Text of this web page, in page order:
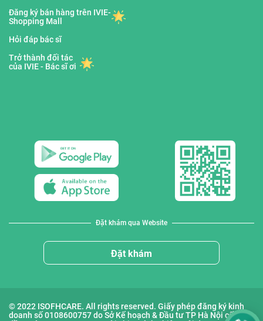
Đăng ký bán hàng trên IVIE-
Shopping Mall
Hỏi đáp bác sĩ
Trở thành đối tác
của IVIE - Bác sĩ ơi
Đặt khám qua Website
Đặt khám
© 2022 ISOFHCARE. All rights reserved. Giấy phép đăng ký kinh
doanh số 0108600757 do Sở Kế hoạch & Đầu tư TP Hà Nội cấp lần